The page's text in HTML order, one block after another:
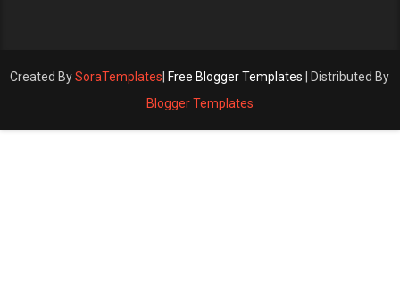
Created BySoraTemplates Free Blogger Templates | Distributed By
Blogger Templates